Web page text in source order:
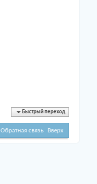
Быстрый переход
Обратная связь Вверх